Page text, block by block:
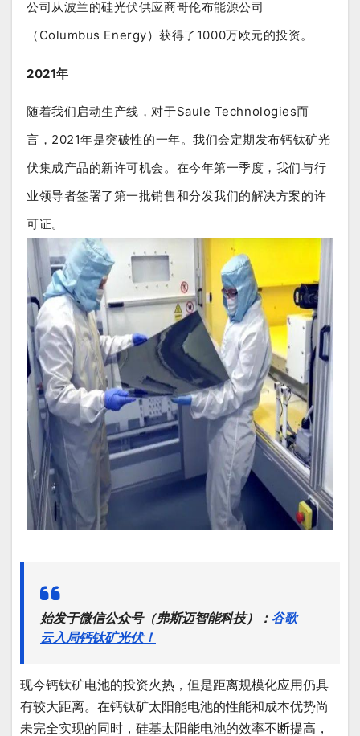
公司从波兰的硅光伏供应商哥伦布能源公司
（Columbus Energy）获得了1000万欧元的投资。
2021年
随着我们启动生产线，对于Saule Technologies而
言，2021年是突破性的一年。我们会定期发布钙钛矿光
伏集成产品的新许可机会。在今年第一季度，我们与行
业领导者签署了第一批销售和分发我们的解决方案的许
可证。
始发于微信公众号（弗斯迈智能科技）： 谷歌
云入局钙钛矿光伏！
现今钙钛矿电池的投资火热，但是距离规模化应用仍具
有较大距离。在钙钛矿太阳能电池的性能和成本优势尚
未完全实现的同时，硅基太阳能电池的效率不断提高，